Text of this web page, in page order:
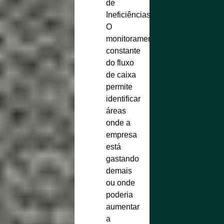
de
Ineficiências
O
monitoramento
constante
do fluxo
de caixa
permite
identificar
áreas
onde a
empresa
está
gastando
demais
ou onde
poderia
aumentar
a